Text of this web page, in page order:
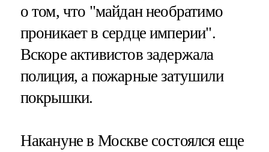
о том, что "майдан необратимо
проникает в сердце империи".
Вскоре активистов задержала
полиция, а пожарные затушили
покрышки.
Накануне в Москве состоялся еще